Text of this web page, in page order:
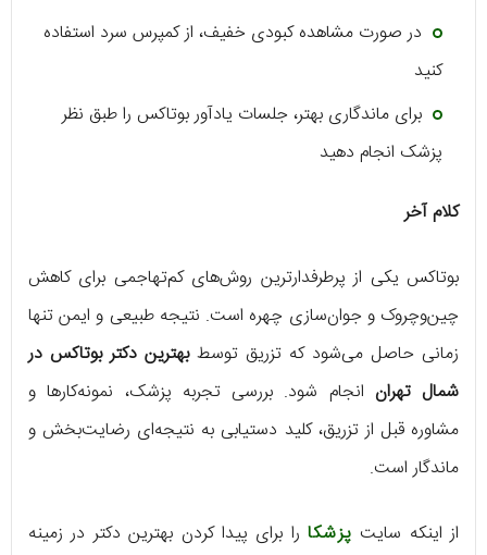
در صورت مشاهده کبودی خفیف، از کمپرس سرد استفاده
کنید
برای ماندگاری بهتر، جلسات یادآور بوتاکس را طبق نظر
پزشک انجام دهید
کلام آخر
بوتاکس یکی از پرطرفدارترین روش‌های کم‌تهاجمی برای کاهش
چین‌وچروک و جوان‌سازی چهره است. نتیجه طبیعی و ایمن تنها
زمانی حاصل می‌شود که تزریق توسطبهترین دکتر بوتاکس در
شمال تهران انجام شود. بررسی تجربه پزشک، نمونه‌کارها و
مشاوره قبل از تزریق، کلید دستیابی به نتیجه‌ای رضایت‌بخش و
ماندگار است.
از اینکه سایت پزشکارا برای پیدا کردن بهترین دکتر در زمینه